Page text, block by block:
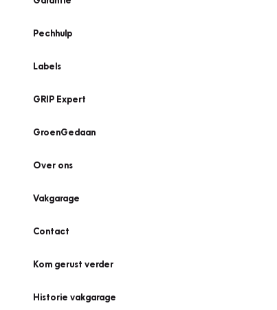
Pechhulp
Labels
GRIP Expert
GroenGedaan
Over ons
Vakgarage
Contact
Kom gerust verder
Historie vakgarage